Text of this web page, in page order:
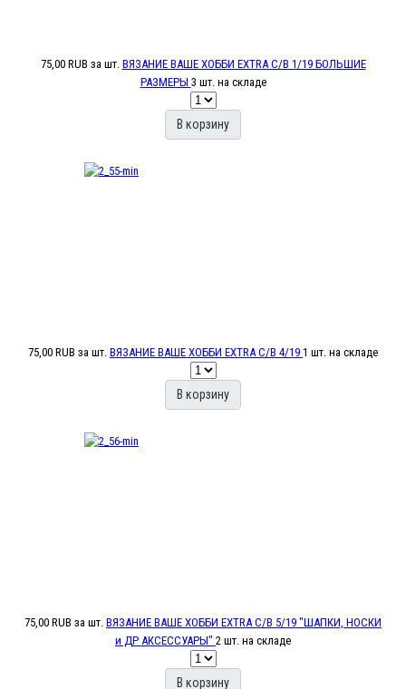
75,00 RUB за шт. ВЯЗАНИЕ ВАШЕ ХОББИ EXTRA С/В 1/19 БОЛЬШИЕ
РАЗМЕРЫ 3 шт. на складе
В корзину
75,00 RUB за шт. ВЯЗАНИЕ ВАШЕ ХОББИ EXTRA С/В 4/19 1 шт. на складе
В корзину
75,00 RUB за шт. ВЯЗАНИЕ ВАШЕ ХОББИ EXTRA С/В 5/19 "ШАПКИ, НОСКИ
и ДР АКСЕССУАРЫ" 2 шт. на складе
В корзину